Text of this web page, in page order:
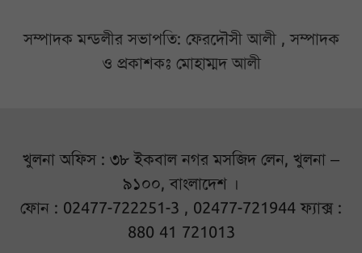
সম্পাদক মন্ডলীর সভাপতি: ফেরদৌসী আলী , সম্পাদক
ও প্রকাশকঃ মোহাম্মদ আলী
খুলনা অফিস : ৩৮ ইকবাল নগর মসজিদ লেন, খুলনা –
৯১০০, বাংলাদেশ ।
ফোন : 02477-722251-3 , 02477-721944 ফ্যাক্স :
880 41 721013